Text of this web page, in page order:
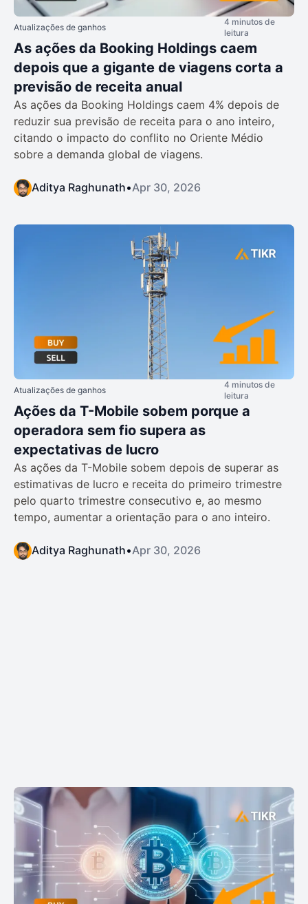
Atualizações de ganhos
4 minutos de
leitura
As ações da Booking Holdings caem
depois que a gigante de viagens corta a
previsão de receita anual
As ações da Booking Holdings caem 4% depois de
reduzir sua previsão de receita para o ano inteiro,
citando o impacto do conflito no Oriente Médio
sobre a demanda global de viagens.
Aditya Raghunath•Apr 30, 2026
Atualizações de ganhos
4 minutos de
leitura
Ações da T-Mobile sobem porque a
operadora sem fio supera as
expectativas de lucro
As ações da T-Mobile sobem depois de superar as
estimativas de lucro e receita do primeiro trimestre
pelo quarto trimestre consecutivo e, ao mesmo
tempo, aumentar a orientação para o ano inteiro.
Aditya Raghunath•Apr 30, 2026